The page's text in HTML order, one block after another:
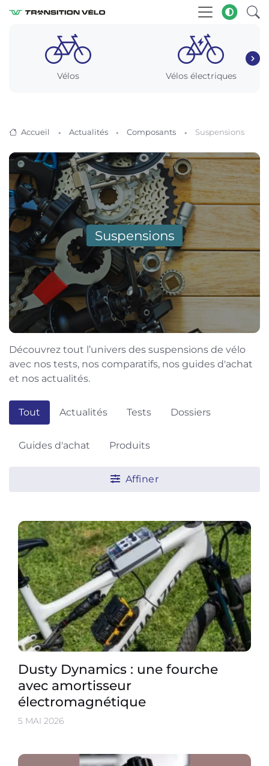
Vélos Vélos électriques
Accueil Actualités Composants Suspensions
Suspensions
Découvrez tout l’univers des suspensions de vélo
avec nos tests, nos comparatifs, nos guides d'achat
et nos actualités.
Tout Actualités Tests Dossiers
Guides d'achat Produits
Affiner
Dusty Dynamics : une fourche
avec amortisseur
électromagnétique
5 MAI 2026